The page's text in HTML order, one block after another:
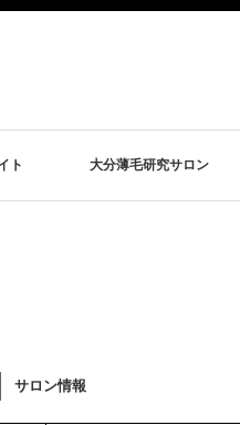
ト 大分薄毛研究サロン
サロン情報